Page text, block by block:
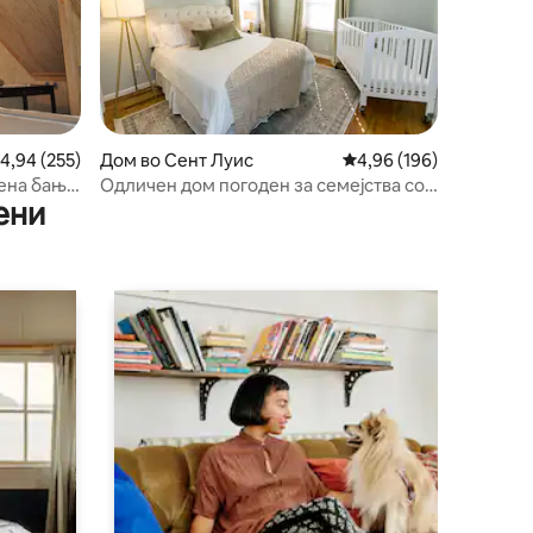
оцена: 4,94 од 5, 255 рецензии
4,94 (255)
бања,
Дом во Сент Луис Просечна оцена: 4,96
4,96 (196)
Одличен дом погоден за семејства со